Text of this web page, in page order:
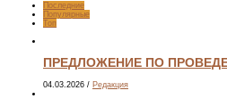
Последние
Популярные
Топ
ПРЕДЛОЖЕНИЕ ПО
04.03.2026 / Редакция